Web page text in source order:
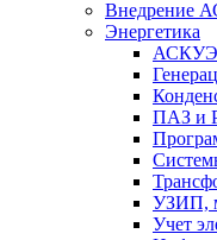
Внедрение
Энергетика
АСКУЭ
ПАЗ и
УЗИП,
Учет